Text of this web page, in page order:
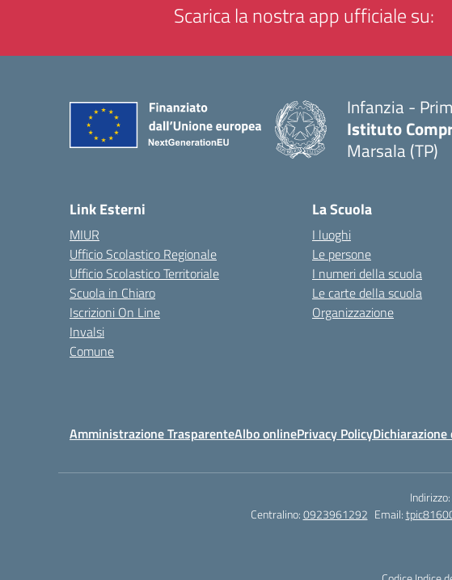
Scarica la nostra app ufficiale su:
Infanzia -
Istituto
Marsala (TP)
Link Esterni
MIUR
Ufficio Scolastico Regionale
Ufficio Scolastico Territoriale
Scuola in Chiaro
Iscrizioni On Line
Invalsi
Comune
La Scuola
I luoghi
Le persone
I numeri della scuola
Le carte della scuola
Organizzazione
Amministrazione TrasparenteAlbo onlinePrivacy Policy
Indirizzo:
Centralino:0923961292 Email: